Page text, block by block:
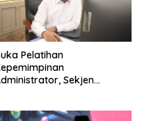
Pelatihan
Sekjen
Kerja Berdampak